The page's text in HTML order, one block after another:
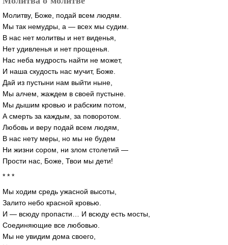
Молитву, Боже, подай всем людям.
Мы так немудры, а — всех мы судим.
В нас нет молитвы и нет виденья,
Нет удивленья и нет прощенья.
Нас неба мудрость найти не может,
И наша скудость нас мучит, Боже.
Дай из пустыни нам выйти ныне,
Мы алчем, жаждем в своей пустыне.
Мы дышим кровью и рабским потом,
А смерть за каждым, за поворотом.
Любовь и веру подай всем людям,
В нас нету меры, но мы не будем
Ни жизни сором, ни злом столетий —
Прости нас, Боже, Твои мы дети!
* * *
Мы ходим средь ужасной высоты,
Залито небо красной кровью.
И — всюду пропасти… И всюду есть мосты,
Соединяющие все любовью.
Мы не увидим дома своего,